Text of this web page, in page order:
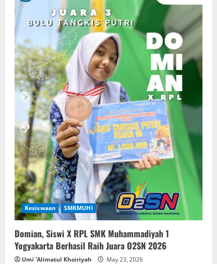
Kesiswaan SMKMUHI
Domian, Siswi X RPL SMK Muhammadiyah 1
Yogyakarta Berhasil Raih Juara O2SN 2026
Umi 'Alimatul Khoiriyah May 23, 2026